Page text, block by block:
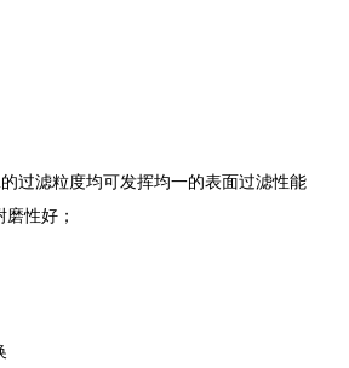
过滤粒度均可发挥均一的表面过滤性能
性好；